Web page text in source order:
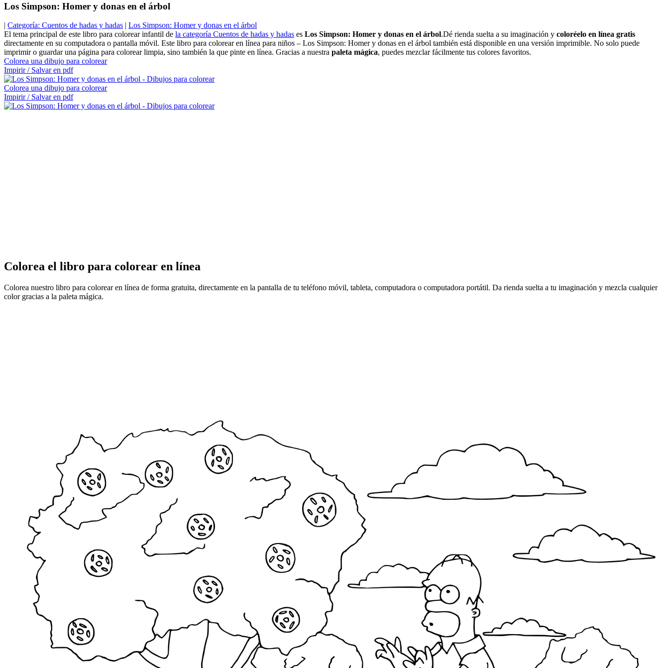
Los Simpson: Homer y donas en el árbol
| Categoría: Cuentos de hadas y hadas | Los Simpson: Homer y donas en el árbol
El tema principal de este libro para colorear infantil de la categoría Cuentos de hadas y hadas es Los Simpson: Homer y donas en el árbol.Dé rienda suelta a su imaginación y coloréelo en línea gratis
directamente en su computadora o pantalla móvil. Este libro para colorear en línea para niños – Los Simpson: Homer y donas en el árbol también está disponible en una versión imprimible. No solo puede
imprimir o guardar una página para colorear limpia, sino también la que pinte en línea. Gracias a nuestra paleta mágica, puedes mezclar fácilmente tus colores favoritos.
Colorea una dibujo para colorear
Impirir / Salvar en pdf
Colorea una dibujo para colorear
Impirir / Salvar en pdf
Colorea el libro para colorear en línea
Colorea nuestro libro para colorear en línea de forma gratuita, directamente en la pantalla de tu teléfono móvil, tableta, computadora o computadora portátil. Da rienda suelta a tu imaginación y mezcla cualquier
color gracias a la paleta mágica.